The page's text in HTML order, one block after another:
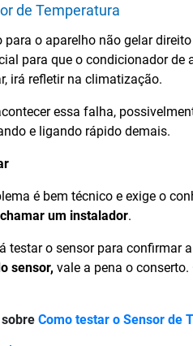
de Temperatura
para o aparelho não gelar
para que o condicionador
irá refletir na climatização.
essa falha,
e ligando rápido demais.
é bem técnico e exige o
um instalador.
testar o sensor para confirmar
sensor, vale a pena o
Como testar o Sensor de